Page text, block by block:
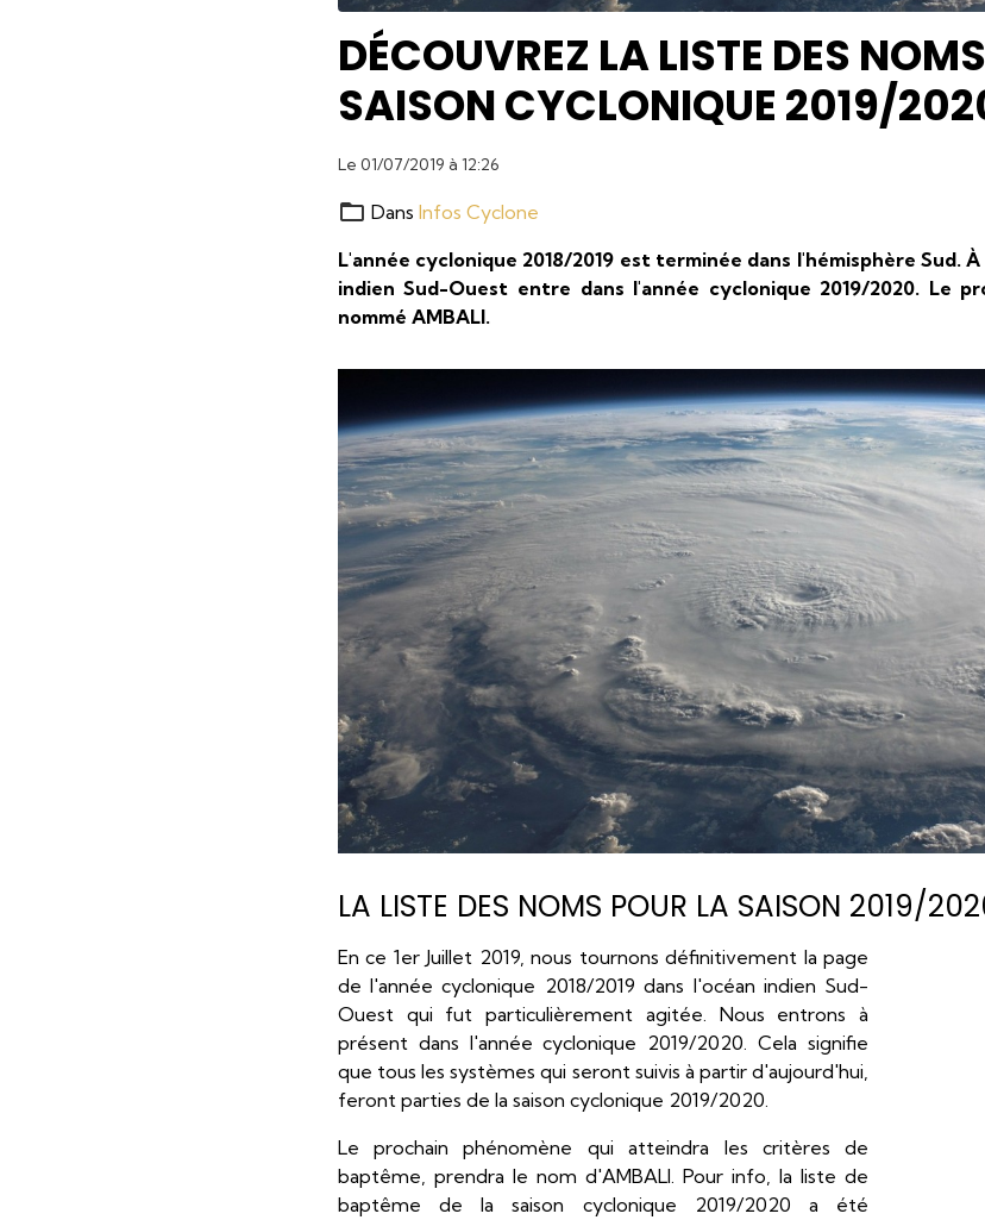
DÉCOUVREZ LA LISTE DES
SAISON CYCLONIQUE 2019/
Le 01/07/2019 à 12:26
Dans Infos Cyclone
L'année cyclonique 2018/2019 est terminée dans l'hémisphère Sud.
indien Sud-Ouest entre dans l'année cyclonique 2019/2020. Le
nommé AMBALI.
LA LISTE DES NOMS POUR LA SAISON 2019/
En ce 1er Juillet 2019, nous tournons définitivement la page
de l'année cyclonique 2018/2019 dans l'océan indien Sud-
Ouest qui fut particulièrement agitée. Nous entrons à
présent dans l'année cyclonique 2019/2020. Cela signifie
que tous les systèmes qui seront suivis à partir d'aujourd'hui,
feront parties de la saison cyclonique 2019/2020.
Le prochain phénomène qui atteindra les critères de
baptême, prendra le nom d'AMBALI. Pour info, la liste de
baptême de la saison cyclonique 2019/2020 a été